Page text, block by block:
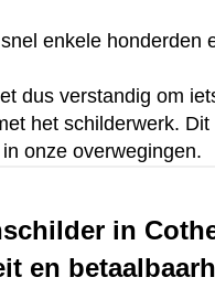
enkele honderden
dus verstandig om
het schilderwerk.
onze overwegingen.
in
en